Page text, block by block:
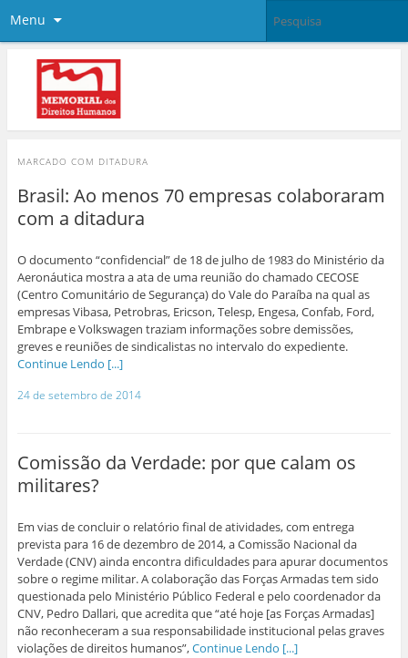
Menu
MARCADO COM DITADURA
Brasil: Ao menos 70 empresas colaboraram
com a ditadura
O documento “confidencial” de 18 de julho de 1983 do Ministério da
Aeronáutica mostra a ata de uma reunião do chamado CECOSE
(Centro Comunitário de Segurança) do Vale do Paraíba na qual as
empresas Vibasa, Petrobras, Ericson, Telesp, Engesa, Confab, Ford,
Embrape e Volkswagen traziam informações sobre demissões,
greves e reuniões de sindicalistas no intervalo do expediente.
Continue Lendo [...]
24 de setembro de 2014
Comissão da Verdade: por que calam os
militares?
Em vias de concluir o relatório final de atividades, com entrega
prevista para 16 de dezembro de 2014, a Comissão Nacional da
Verdade (CNV) ainda encontra dificuldades para apurar documentos
sobre o regime militar. A colaboração das Forças Armadas tem sido
questionada pelo Ministério Público Federal e pelo coordenador da
CNV, Pedro Dallari, que acredita que “até hoje [as Forças Armadas]
não reconheceram a sua responsabilidade institucional pelas graves
violações de direitos humanos”,Continue Lendo [...]